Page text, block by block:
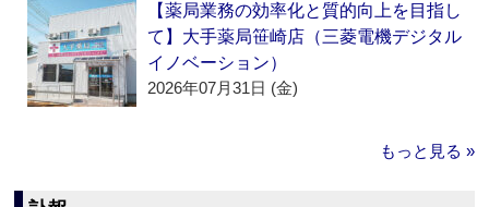
【薬局業務の効率化と質的向上を目指し
て】大手薬局笹崎店（三菱電機デジタル
イノベーション）
2026年07月31日 (金)
もっと見る »